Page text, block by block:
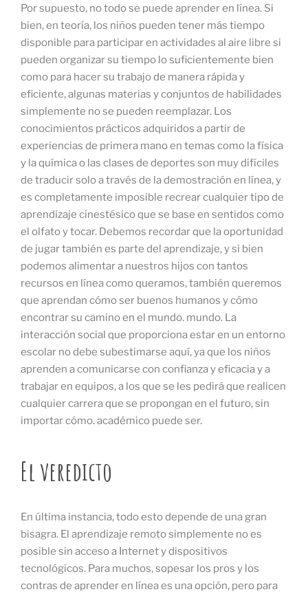
Por supuesto, no todo se puede aprender en línea. Si
bien, en teoría, los niños pueden tener más tiempo
disponible para participar en actividades al aire libre si
pueden organizar su tiempo lo suficientemente bien
como para hacer su trabajo de manera rápida y
eficiente, algunas materias y conjuntos de habilidades
simplemente no se pueden reemplazar. Los
conocimientos prácticos adquiridos a partir de
experiencias de primera mano en temas como la física
y la química o las clases de deportes son muy difíciles
de traducir solo a través de la demostración en línea, y
es completamente imposible recrear cualquier tipo de
aprendizaje cinestésico que se base en sentidos como
el olfato y tocar. Debemos recordar que la oportunidad
de jugar también es parte del aprendizaje, y si bien
podemos alimentar a nuestros hijos con tantos
recursos en línea como queramos, también queremos
que aprendan cómo ser buenos humanos y cómo
encontrar su camino en el mundo. mundo. La
interacción social que proporciona estar en un entorno
escolar no debe subestimarse aquí, ya que los niños
aprenden a comunicarse con confianza y eficacia y a
trabajar en equipos, a los que se les pedirá que realicen
cualquier carrera que se propongan en el futuro, sin
importar cómo. académico puede ser.
El veredicto
En última instancia, todo esto depende de una gran
bisagra. El aprendizaje remoto simplemente no es
posible sin acceso a Internet y dispositivos
tecnológicos. Para muchos, sopesar los pros y los
contras de aprender en línea es una opción, pero para